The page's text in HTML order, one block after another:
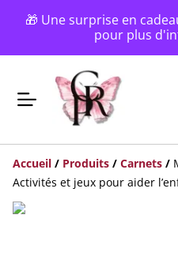
🎁 Une surprise en
pour plus
Accueil / Produits / Carnets /
Activités et jeux pour aider